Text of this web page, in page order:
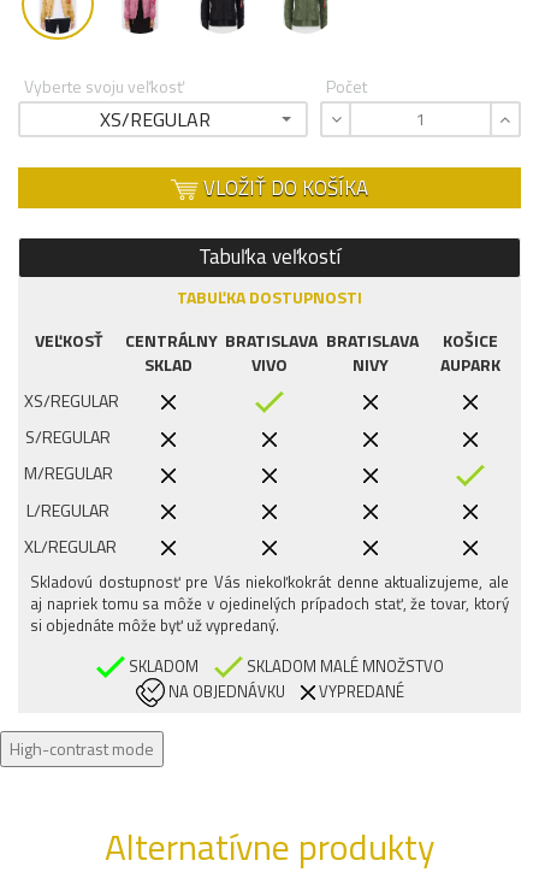
Vyberte svoju veľkosť
XS/REGULAR
Počet
VLOŽIŤ DO KOŠÍKA
Tabuľka veľkostí
TABUĽKA DOSTUPNOSTI
VEĽKOSŤ
CENTRÁLNY
SKLAD
BRATISLAVA
VIVO
BRATISLAVA
NIVY
KOŠICE
AUPARK
XS/REGULAR
S/REGULAR
M/REGULAR
L/REGULAR
XL/REGULAR
Skladovú dostupnosť pre Vás niekoľkokrát denne aktualizujeme, ale
aj napriek tomu sa môže v ojedinelých prípadoch stať, že tovar, ktorý
si objednáte môže byť už vypredaný.
SKLADOM
SKLADOM MALÉ MNOŽSTVO
NA OBJEDNÁVKU
VYPREDANÉ
High-contrast mode
Alternatívne produkty